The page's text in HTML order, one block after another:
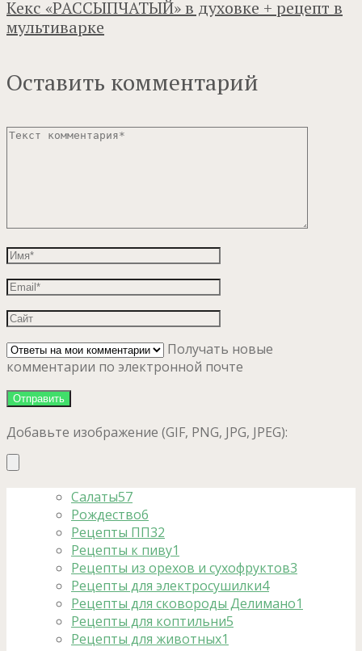
Кекс «РАССЫПЧАТЫЙ» в духовке + рецепт в
мультиварке
Оставить комментарий
Получать новые
комментарии по электронной почте
Добавьте изображение (GIF, PNG, JPG, JPEG):
Салаты57
Рождество6
Рецепты ПП32
Рецепты к пиву1
Рецепты из орехов и сухофруктов3
Рецепты для электросушилки4
Рецепты для сковороды Делимано1
Рецепты для коптильни5
Рецепты для животных1